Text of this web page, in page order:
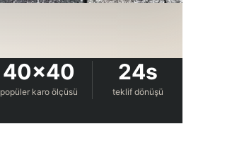
40×40
popüler karo ölçüsü
24s
teklif dönüşü